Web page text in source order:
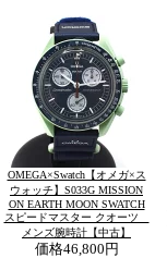
OMEGA×Swatch【オメガ×ス
ウォッチ】S033G MISSION
ON EARTH MOON SWATCH
スピードマスター クオーツ
メンズ腕時計【中古】
価格46,800円